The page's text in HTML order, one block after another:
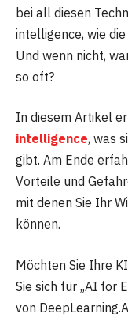
bei all diesen
intelligence, wie
Und wenn nicht,
so oft?
In diesem Artikel
intelligence, was
gibt. Am Ende
Vorteile und
mit denen Sie Ihr
können.
Möchten Sie Ihre
Sie sich für „AI for
von